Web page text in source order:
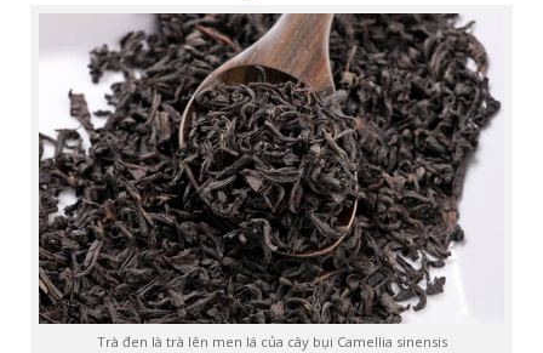
Trà đen là trà lên men lá của cây bụi Camellia sinensis